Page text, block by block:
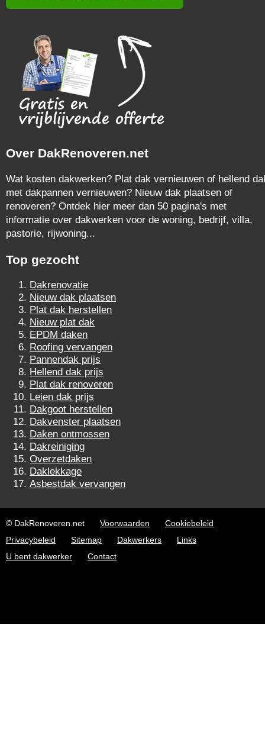
Over DakRenoveren.net
Wat kosten dakwerken? Plat dak vernieuwen of hellend
met dakpannen vernieuwen? Nieuw dak plaatsen of
renoveren? Ontdek hier meer dan 50 pagina's met
informatie over dakwerken voor de woning, bedrijf, villa,
pastorie, rijwoning...
Top gezocht
Dakrenovatie
Nieuw dak plaatsen
Plat dak herstellen
Nieuw plat dak
EPDM daken
Roofing vervangen
Pannendak prijs
Hellend dak prijs
Plat dak renoveren
Leien dak prijs
Dakgoot herstellen
Dakvenster plaatsen
Daken ontmossen
Dakreiniging
Overzetdaken
Daklekkage
Asbestdak vervangen
© DakRenoveren.net Voorwaarden
Cookiebeleid
Privacybeleid
Sitemap Dakwerkers
Links
U bent dakwerker
Contact